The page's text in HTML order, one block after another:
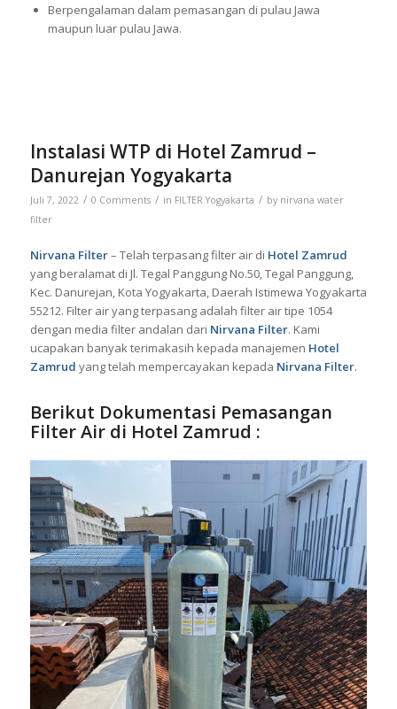
Berpengalaman dalam pemasangan di pulau Jawa
maupun luar pulau Jawa.
Instalasi WTP di Hotel Zamrud –
Danurejan Yogyakarta
Juli 7, 2022 / 0 Comments / in FILTER Yogyakarta / by nirvana water
filter
Nirvana Filter– Telah terpasang filter air di Hotel Zamrud
yang beralamat di Jl. Tegal Panggung No.50, Tegal Panggung,
Kec. Danurejan, Kota Yogyakarta, Daerah Istimewa Yogyakarta
55212. Filter air yang terpasang adalah filter air tipe 1054
dengan media filter andalan dari Nirvana Filter. Kami
ucapakan banyak terimakasih kepada manajemen Hotel
Zamrud yang telah mempercayakan kepada Nirvana Filter.
Berikut Dokumentasi Pemasangan
Filter Air di Hotel Zamrud :